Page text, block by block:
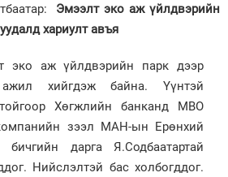
Эмээлт эко аж үйлдвэрийн
хариулт авъя
эко аж үйлдвэрийн парк дээр
хийгдэж байна. Үүнтэй
Хөгжлийн банканд MBO
зээл МАН-ын Ерөнхий
бичгийн дарга Я.Содбаатартай
Нийслэлтэй бас холбогддог.